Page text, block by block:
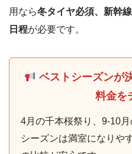
用なら冬タイヤ必須、新幹
日程が必要です。
ベストシーズンが
料金を
4月の千本桜祭り、9-10
シーズンは満室になりや